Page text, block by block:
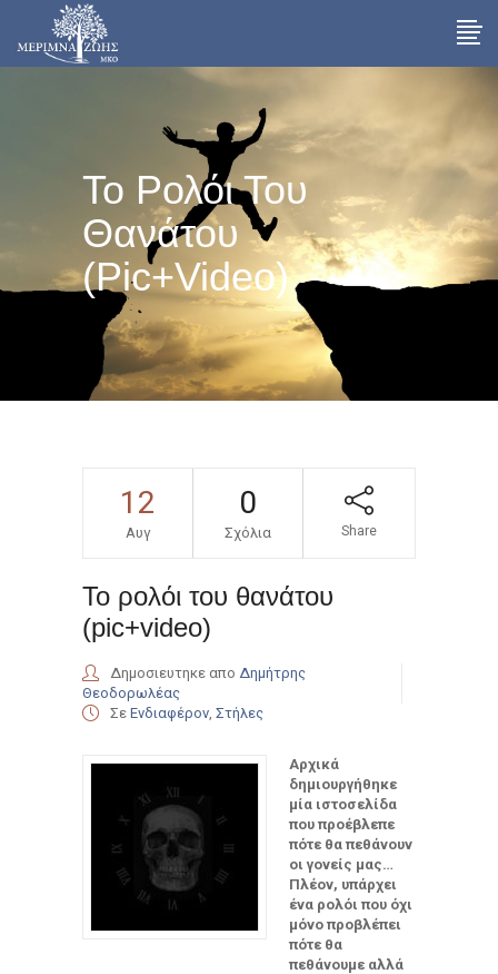
Το Ρολόι Του
Θανάτου
(pic+video)
12
Αυγ
0
Σχόλια Share
Το ρολόι του θανάτου
(pic+video)
Δημοσιευτηκε απο Δημήτρης
Θεοδορωλέας
Σε Ενδιαφέρον Στήλες
Αρχικά
δημιουργήθηκε
μία ιστοσελίδα
που προέβλεπε
πότε θα πεθάνουν
οι γονείς μας…
Πλέον, υπάρχει
ένα ρολόι που όχι
μόνο προβλέπει
πότε θα
πεθάνουμε αλλά